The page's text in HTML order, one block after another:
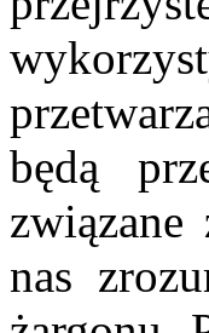
będą
związane
nas